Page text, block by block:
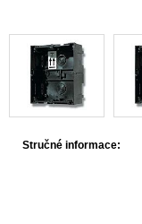
Stručné informace: